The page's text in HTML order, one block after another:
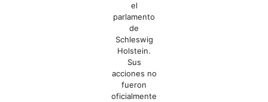
el
parlamento
de
Schleswig
Holstein.
Sus
acciones no
fueron
oficialmente